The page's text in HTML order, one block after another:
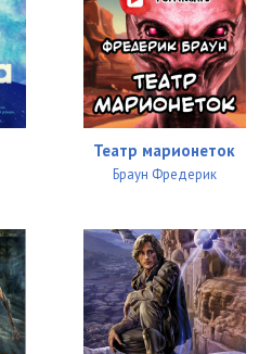
Театр марионеток
Браун Фредерик